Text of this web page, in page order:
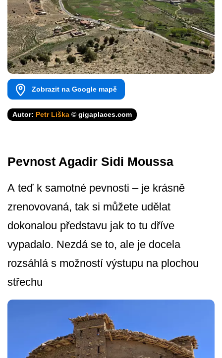
Zobrazit na Google mapě
Autor: Petr Liška © gigaplaces.com
Pevnost Agadir Sidi Moussa
A teď k samotné pevnosti – je krásně
zrenovovaná, tak si můžete udělat
dokonalou představu jak to tu dříve
vypadalo. Nezdá se to, ale je docela
rozsáhlá s možností výstupu na plochou
střechu